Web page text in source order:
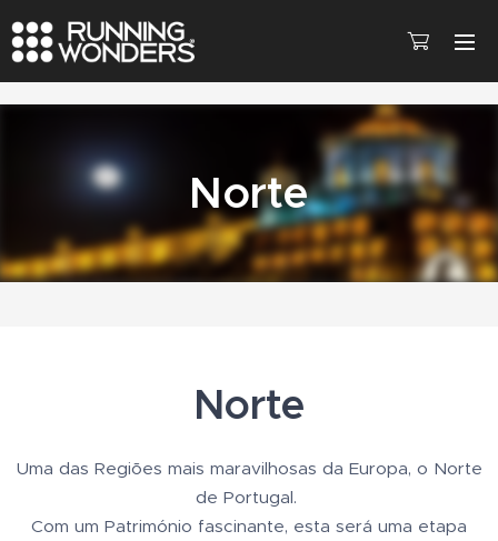
Norte
Norte
Uma das Regiões mais maravilhosas da Europa, o Norte
de Portugal.
Com um Património fascinante, esta será uma etapa